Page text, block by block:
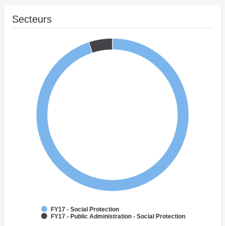
Secteurs
FY17 - Social Protection
FY17 - Public Administration - Social Protection